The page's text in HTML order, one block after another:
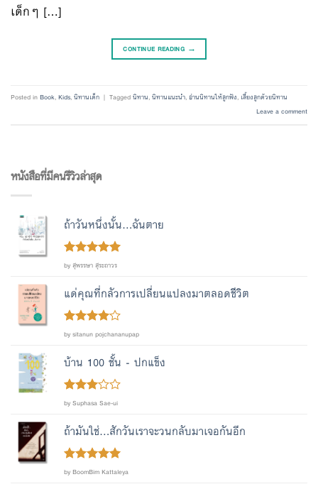
เด็กๆ […]
CONTINUE READING →
Posted inBook,Kids,นิทานเด็ก | Taggedนิทาน,นิทานแนะนำ,อ่านนิทานให้ลูกฟัง, เลี้ยงลูกด้วยนิทาน
Leave a comment
หนังสือที่มีคนรีวิวล่าสุด
ถ้าวันหนึ่งนั้น...ฉันตาย
Rated 5out
by สุพรรษา สุระถาวร
แด่คุณที่กลัวการเปลี่ยนแปลงมาตลอดชีวิต
Rated4
by sitanun pojchananupap
บ้าน 100 ชั้น - ปกแข็ง
Rated
of 5
by Suphasa Sae-ui
ถ้ามันใช่...สักวันเราจะวนกลับมาเจอกันอีก
Rated5out
by BoomBim Kattaleya